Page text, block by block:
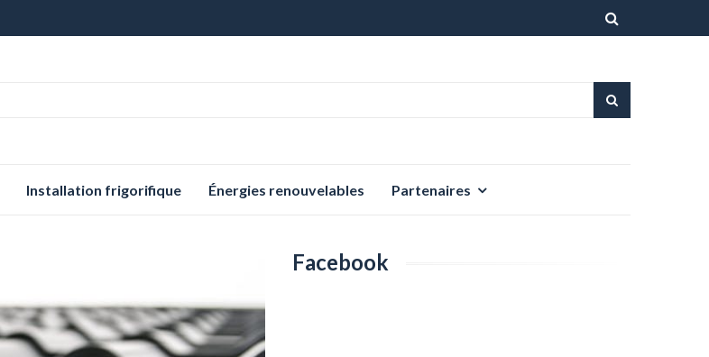
Aller
contenu
Installation frigorifique Énergies renouvelables Partenaires
Facebook